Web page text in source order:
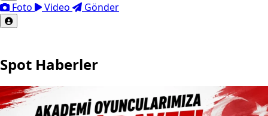
Foto Video Gönder
Spot Haberler